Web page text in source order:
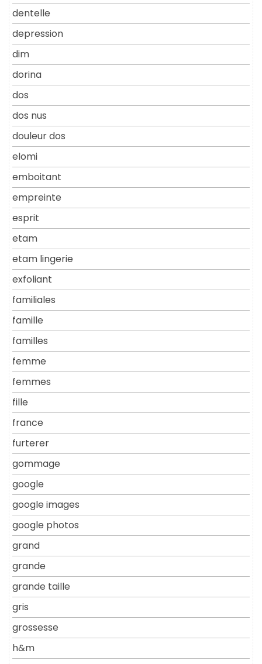
dentelle
depression
dim
dorina
dos
dos nus
douleur dos
elomi
emboitant
empreinte
esprit
etam
etam lingerie
exfoliant
familiales
famille
familles
femme
femmes
fille
france
furterer
gommage
google
google images
google photos
grand
grande
grande taille
gris
grossesse
h&m